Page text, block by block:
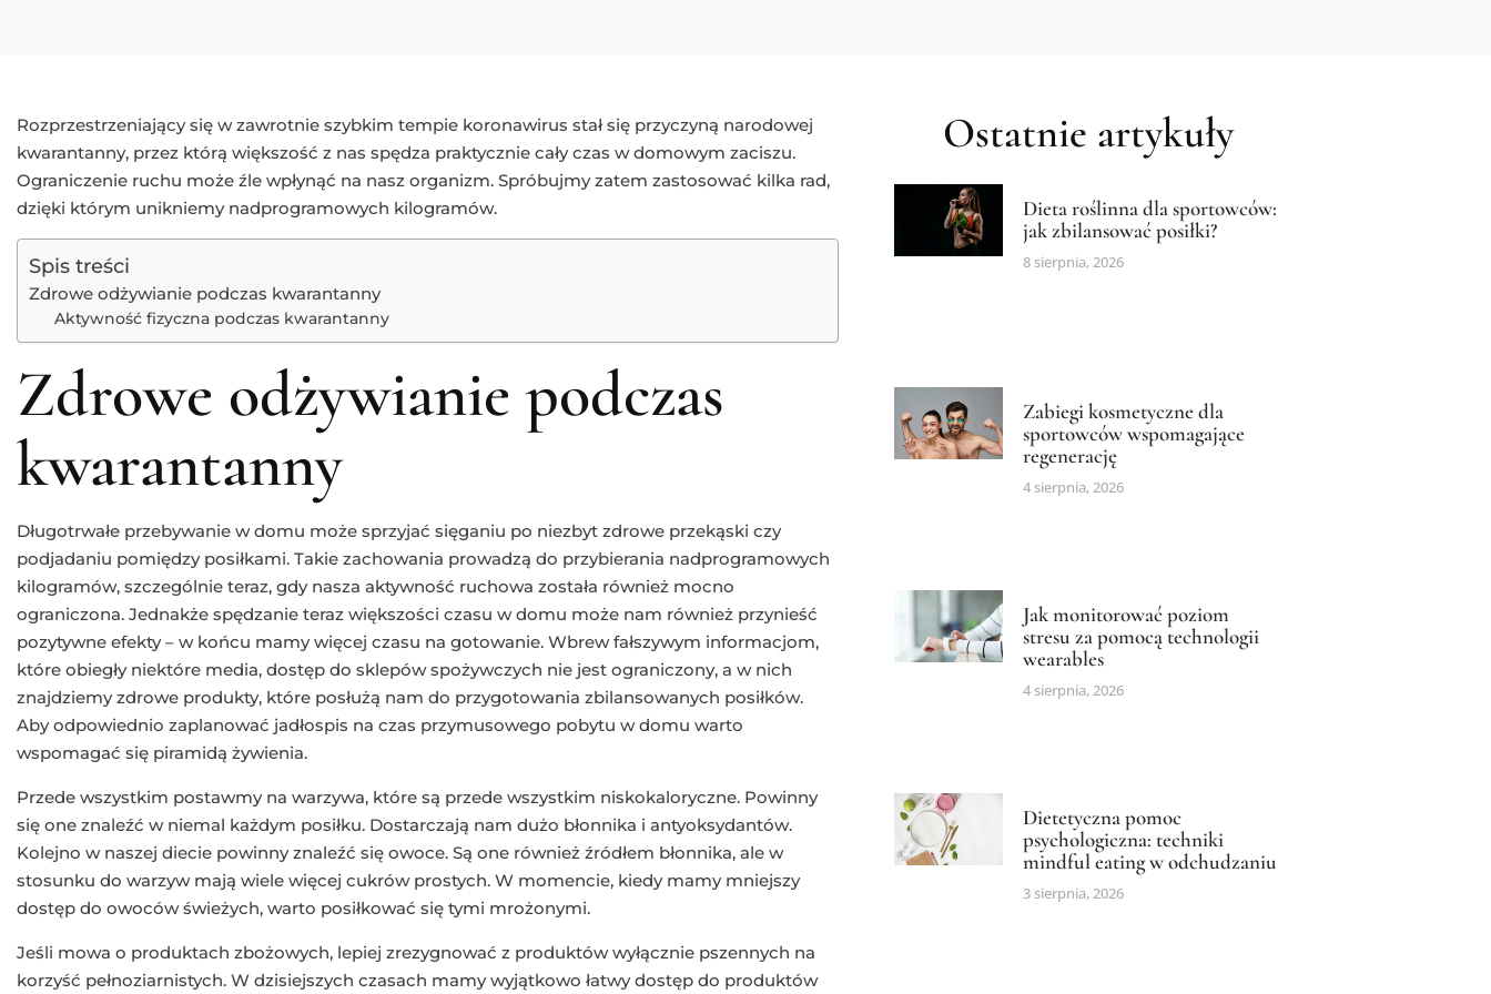
Rozprzestrzeniający się w zawrotnie szybkim tempie koronawirus stał się przyczyną narodowej
kwarantanny, przez którą większość z nas spędza praktycznie cały czas w domowym zaciszu.
Ograniczenie ruchu może źle wpłynąć na nasz organizm. Spróbujmy zatem zastosować kilka rad,
dzięki którym unikniemy nadprogramowych kilogramów.
Spis treści
Zdrowe odżywianie podczas kwarantanny
Aktywność fizyczna podczas kwarantanny
Zdrowe odżywianie podczas
kwarantanny
Długotrwałe przebywanie w domu może sprzyjać sięganiu po niezbyt zdrowe przekąski czy
podjadaniu pomiędzy posiłkami. Takie zachowania prowadzą do przybierania nadprogramowych
kilogramów, szczególnie teraz, gdy nasza aktywność ruchowa została również mocno
ograniczona. Jednakże spędzanie teraz większości czasu w domu może nam również przynieść
pozytywne efekty – w końcu mamy więcej czasu na gotowanie. Wbrew fałszywym informacjom,
które obiegły niektóre media, dostęp do sklepów spożywczych nie jest ograniczony, a w nich
znajdziemy zdrowe produkty, które posłużą nam do przygotowania zbilansowanych posiłków.
Aby odpowiednio zaplanować jadłospis na czas przymusowego pobytu w domu warto
wspomagać się piramidą żywienia.
Przede wszystkim postawmy na warzywa, które są przede wszystkim niskokaloryczne. Powinny
się one znaleźć w niemal każdym posiłku. Dostarczają nam dużo błonnika i antyoksydantów.
Kolejno w naszej diecie powinny znaleźć się owoce. Są one również źródłem błonnika, ale w
stosunku do warzyw mają wiele więcej cukrów prostych. W momencie, kiedy mamy mniejszy
dostęp do owoców świeżych, warto posiłkować się tymi mrożonymi.
Jeśli mowa o produktach zbożowych, lepiej zrezygnować z produktów wyłącznie pszennych na
korzyść pełnoziarnistych. W dzisiejszych czasach mamy wyjątkowo łatwy dostęp do produktów
Ostatnie artykuły
Dieta roślinna dla sportowców:
jak zbilansować posiłki?
8 sierpnia, 2026
Zabiegi kosmetyczne dla
sportowców wspomagające
regenerację
4 sierpnia, 2026
Jak monitorować poziom
stresu za pomocą technologii
wearables
4 sierpnia, 2026
Dietetyczna pomoc
psychologiczna: techniki
mindful eating w odchudzaniu
3 sierpnia, 2026